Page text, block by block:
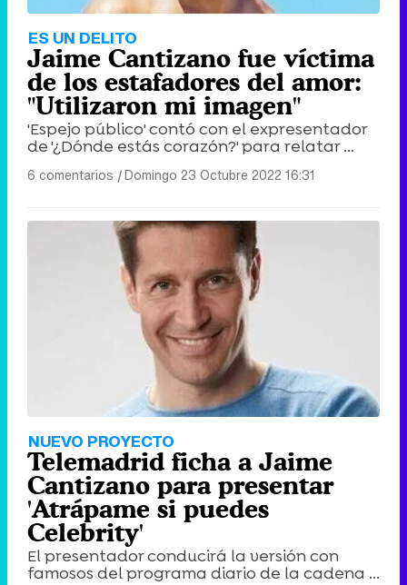
ES UN DELITO
Jaime Cantizano fue víctima
de los estafadores del amor:
"Utilizaron mi imagen"
'Espejo público' contó con el expresentador
de '¿Dónde estás corazón?' para relatar ...
6 comentarios |Domingo 23 Octubre 2022 16:31
NUEVO PROYECTO
Telemadrid ficha a Jaime
Cantizano para presentar
'Atrápame si puedes
Celebrity'
El presentador conducirá la versión con
famosos del programa diario de la cadena ...